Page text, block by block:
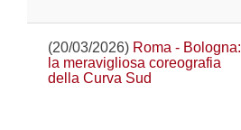
(20/03/2026) Roma - Bologna:
la meravigliosa coreografia
della Curva Sud